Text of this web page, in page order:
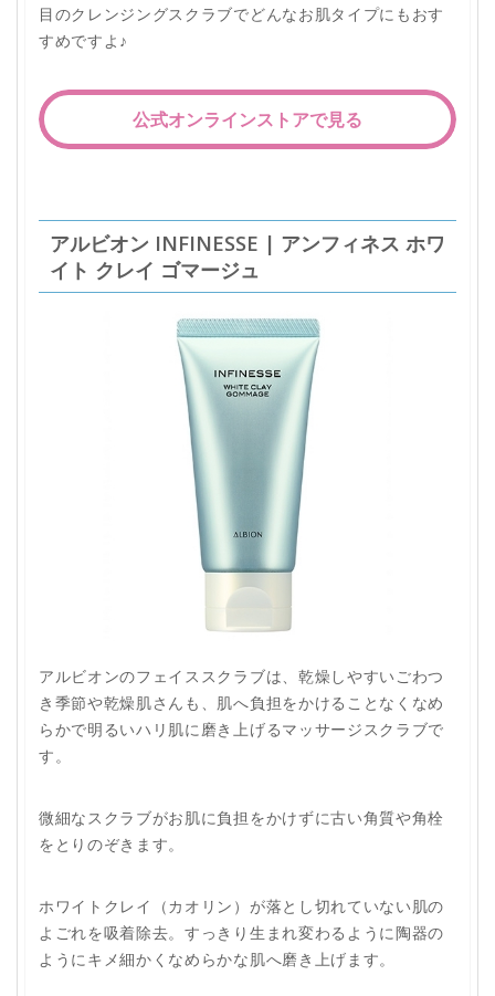
目のクレンジングスクラブでどんなお肌タイプにもおす
すめですよ♪
公式オンラインストアで見る
アルビオン INFINESSE | アンフィネス ホワ
イト クレイ ゴマージュ
アルビオンのフェイススクラブは、乾燥しやすいごわつ
き季節や乾燥肌さんも、肌へ負担をかけることなくなめ
らかで明るいハリ肌に磨き上げるマッサージスクラブで
す。
微細なスクラブがお肌に負担をかけずに古い角質や角栓
をとりのぞきます。
ホワイトクレイ（カオリン）が落とし切れていない肌の
よごれを吸着除去。すっきり生まれ変わるように陶器の
ようにキメ細かくなめらかな肌へ磨き上げます。